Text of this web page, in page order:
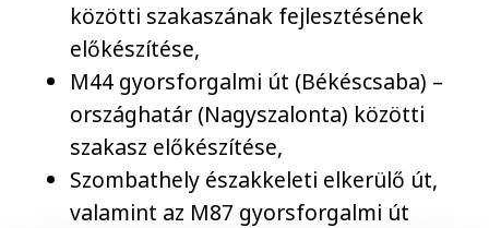
közötti szakaszának fejlesztésének
előkészítése,
M44 gyorsforgalmi út (Békéscsaba) –
országhatár (Nagyszalonta) közötti
szakasz előkészítése,
Szombathely északkeleti elkerülő út,
valamint az M87 gyorsforgalmi út